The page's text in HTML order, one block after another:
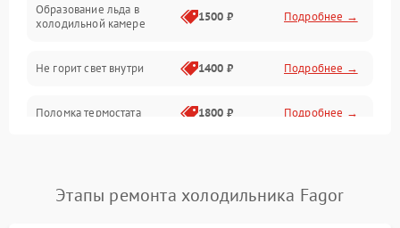
Образование льда в
холодильной камере
1500 ₽ Подробнее →
Не горит свет внутри 1400 ₽ Подробнее →
Поломка термостата 1800 ₽ Подробнее →
Поломка системы No Frost 2600 ₽ Подробнее →
Этапы ремонта холодильника Fagor